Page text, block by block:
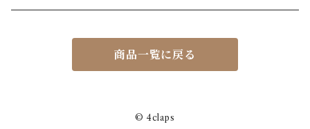
Spain / スペイン
くつ・帽子・Bag
商品一覧に戻る
© 4claps